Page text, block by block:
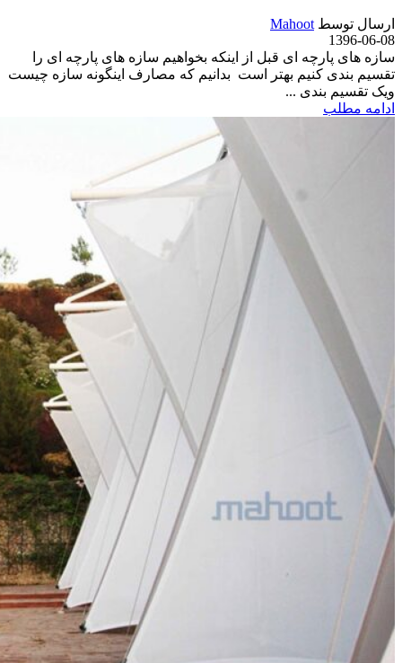
ارسال توسط Mahoot
1396-06-08
سازه های پارچه ای قبل از اینکه بخواهیم سازه های پارچه ای را
تقسیم بندی کنیم بهتر است بدانیم که مصارف اینگونه سازه چیست
ویک تقسیم بندی ...
ادامه مطلب